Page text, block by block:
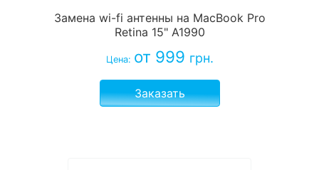
Замена wi-fi антенны на MacBook Pro
Retina 15" A1990
Цена: от 999 грн.
Заказать